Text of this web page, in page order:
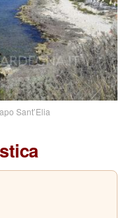
Sant’Elia